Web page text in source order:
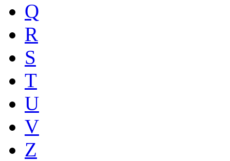
Q
R
S
T
U
V
Z